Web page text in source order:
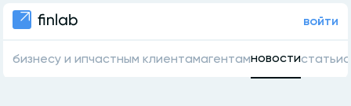
войти
бизнесу и ипчастным клиентамагентамновостистатьи